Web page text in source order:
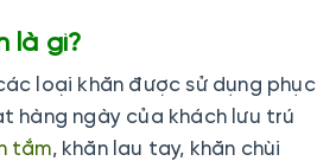
là gì?
loại khăn được sử dụng phục
hàng ngày của khách lưu trú
tắm, khăn lau tay, khăn chùi